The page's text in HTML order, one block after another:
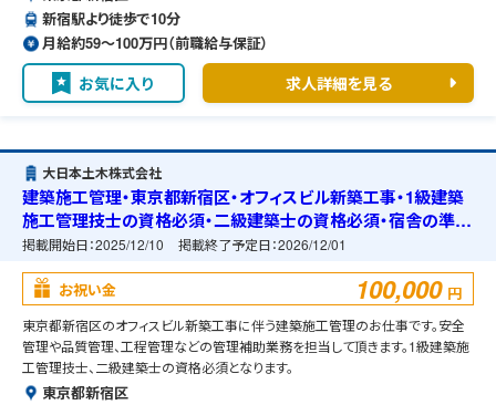
新宿駅より徒歩で10分
月給約59〜100万円（前職給与保証）
お気に入り 求人詳細を見る
大日本土木株式会社
建築施工管理・東京都新宿区・オフィスビル新築工事・1級建築
施工管理技士の資格必須・二級建築士の資格必須・宿舎の準備
可能
掲載開始日：2025/12/10 掲載終了予定日：2026/12/01
お祝い金 100,000 円
東京都新宿区のオフィスビル新築工事に伴う建築施工管理のお仕事です。安全
管理や品質管理、工程管理などの管理補助業務を担当して頂きます。1級建築施
工管理技士、二級建築士の資格必須となります。
東京都新宿区